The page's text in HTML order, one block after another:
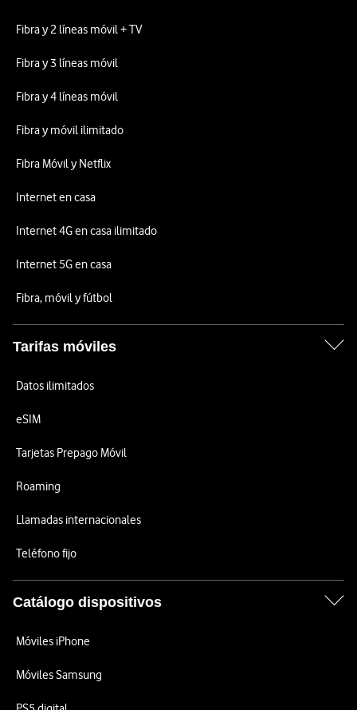
Fibra y 2 líneas móvil + TV
Fibra y 3 líneas móvil
Fibra y 4 líneas móvil
Fibra y móvil ilimitado
Fibra Móvil y Netflix
Internet en casa
Internet 4G en casa ilimitado
Internet 5G en casa
Fibra, móvil y fútbol
Tarifas móviles
Datos ilimitados
eSIM
Tarjetas Prepago Móvil
Roaming
Llamadas internacionales
Teléfono fijo
Catálogo dispositivos
Móviles iPhone
Móviles Samsung